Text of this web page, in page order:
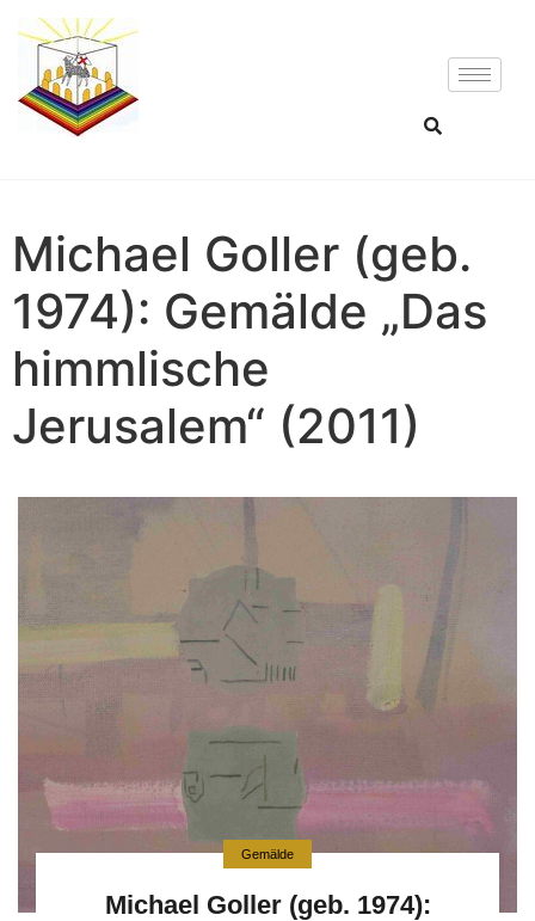
Michael Goller (geb.
1974): Gemälde „Das
himmlische
Jerusalem“ (2011)
Gemälde
Michael Goller (geb. 1974):